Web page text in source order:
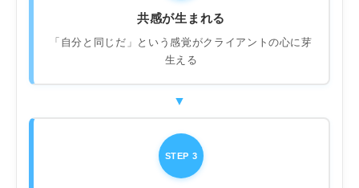
共感が生まれる
「自分と同じだ」という感覚がクライアントの心に芽
生える
STEP 3